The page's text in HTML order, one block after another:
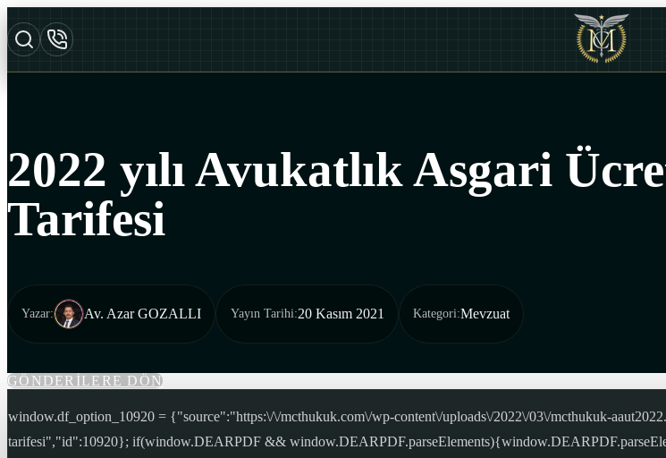
2022 yılı Avukatlık Asgari
Tarifesi
Yazar: Av. Azar GOZALLI Yayın Tarihi:20 Kasım 2021 Kategori:Mevzuat
GÖNDERİLERE DÖN
window.df_option_10920 = {"source":"https:\/\/mcthukuk.com\/wp-content\/uploads\/2022\/03\/mcthukuk-
tarifesi","id":10920}; if(window.DEARPDF &&